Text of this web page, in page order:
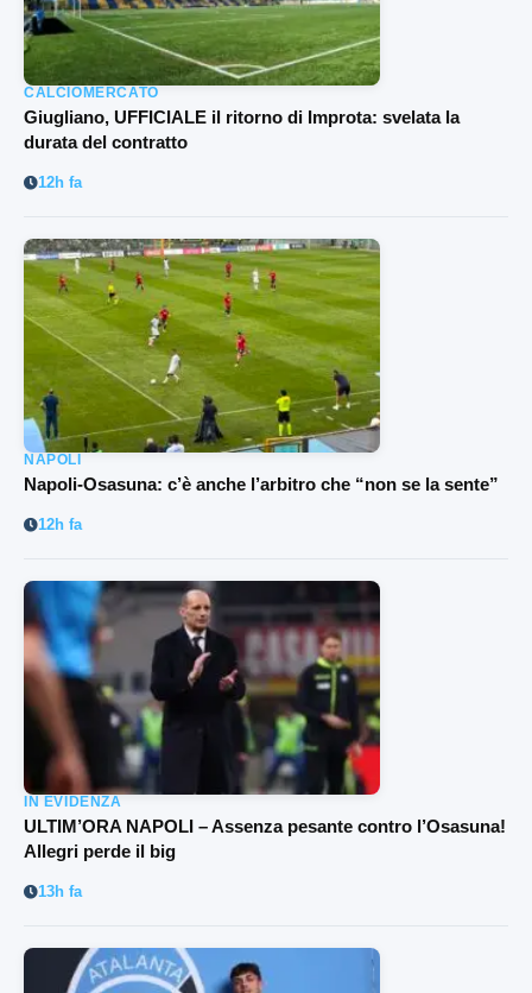
CALCIOMERCATO
Giugliano, UFFICIALE il ritorno di Improta: svelata la
durata del contratto
12h fa
NAPOLI
Napoli-Osasuna: c’è anche l’arbitro che “non se la sente”
12h fa
IN EVIDENZA
ULTIM’ORA NAPOLI – Assenza pesante contro l’Osasuna!
Allegri perde il big
13h fa